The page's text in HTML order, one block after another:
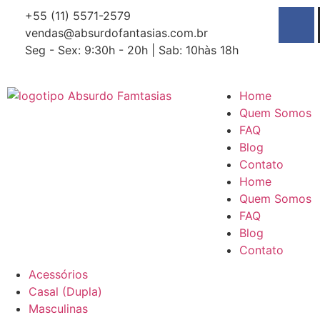
+55 (11) 5571-2579
vendas@absurdofantasias.com.br
Seg - Sex: 9:30h - 20h | Sab: 10hàs 18h
Home
Quem Somos
FAQ
Blog
Contato
Home
Quem Somos
FAQ
Blog
Contato
Acessórios
Casal (Dupla)
Masculinas